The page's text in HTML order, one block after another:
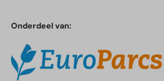
Onderdeel van: